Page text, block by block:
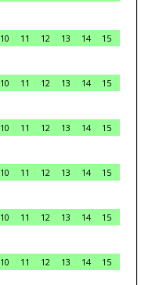
10 11 12 13 14
15
10 11 12 13 14
15
10 11 12 13 14
15
10 11 12 13 14
15
10 11 12 13 14
15
10 11 12 13 14
15